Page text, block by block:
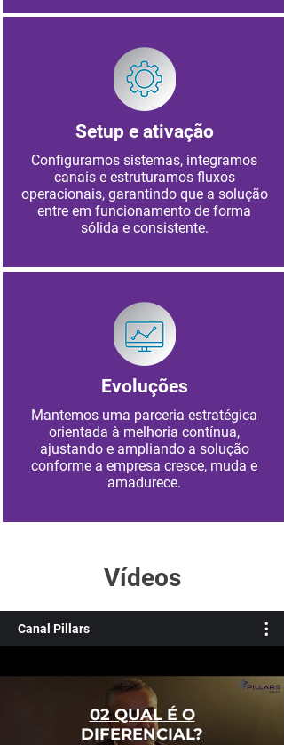
Setup e ativação
Configuramos sistemas, integramos
canais e estruturamos fluxos
operacionais, garantindo que a solução
entre em funcionamento de forma
sólida e consistente.
Evoluções
Mantemos uma parceria estratégica
orientada à melhoria contínua,
ajustando e ampliando a solução
conforme a empresa cresce, muda e
amadurece.
Vídeos
Canal Pillars
02 QUAL É O
DIFERENCIAL?